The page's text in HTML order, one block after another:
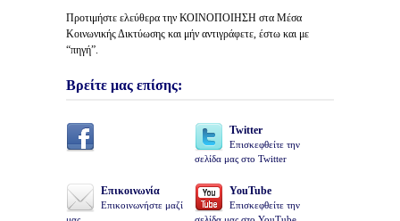
Προτιμήστε ελεύθερα την ΚΟΙΝΟΠΟΙΗΣΗ στα Μέσα
Κοινωνικής Δικτύωσης και μήν αντιγράφετε, έστω και με
“πηγή”.
Βρείτε μας επίσης:
Twitter
Επισκεφθείτε την
σελίδα μας στο Twitter
Επικοινωνία
Επικοινωνήστε μαζί
YouTube
Επισκεφθείτε την